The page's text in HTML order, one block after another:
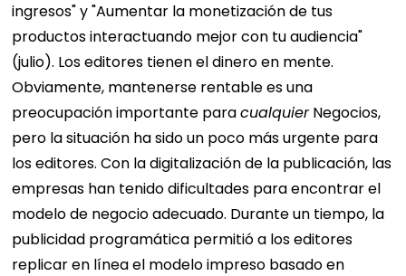
ingresos" y "Aumentar la monetización de tus
productos interactuando mejor con tu audiencia"
(julio). Los editores tienen el dinero en mente.
Obviamente, mantenerse rentable es una
preocupación importante paracualquierNegocios,
pero la situación ha sido un poco más urgente para
los editores. Con la digitalización de la publicación, las
empresas han tenido dificultades para encontrar el
modelo de negocio adecuado. Durante un tiempo, la
publicidad programática permitió a los editores
replicar en línea el modelo impreso basado en